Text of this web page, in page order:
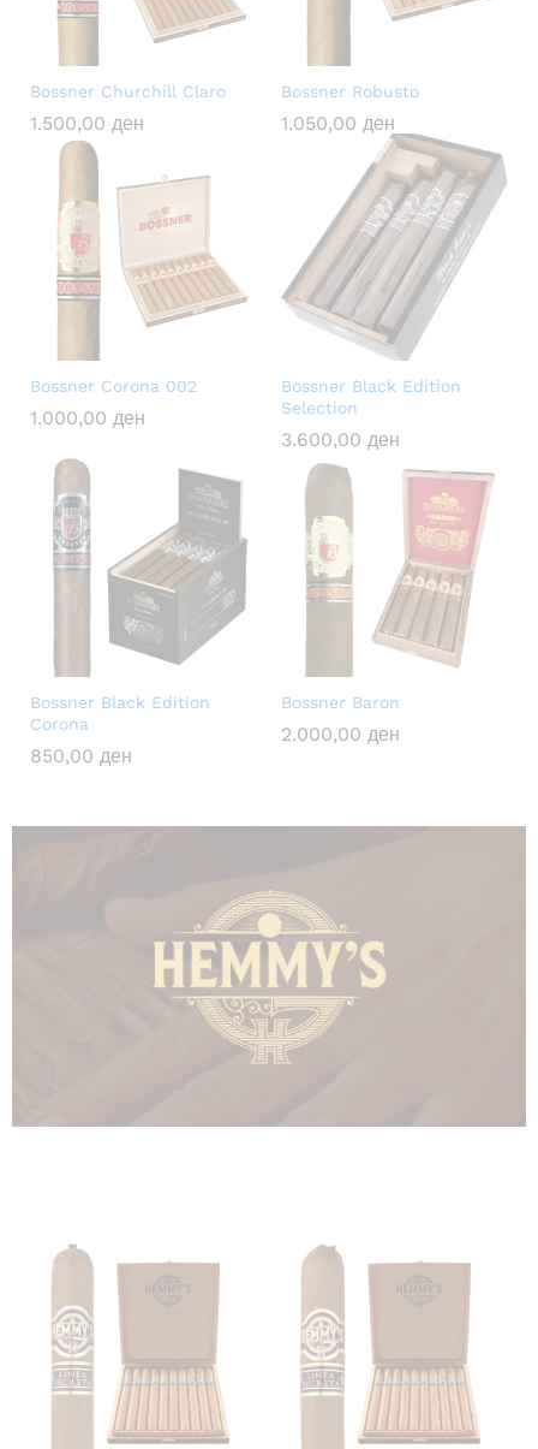
Bossner Churchill Claro
1.500,00 ден
Bossner Robusto
1.050,00 ден
Bossner Corona 002
1.000,00 ден
Bossner Black Edition
Selection
3.600,00 ден
Bossner Black Edition
Corona
850,00 ден
Bossner Baron
2.000,00 ден